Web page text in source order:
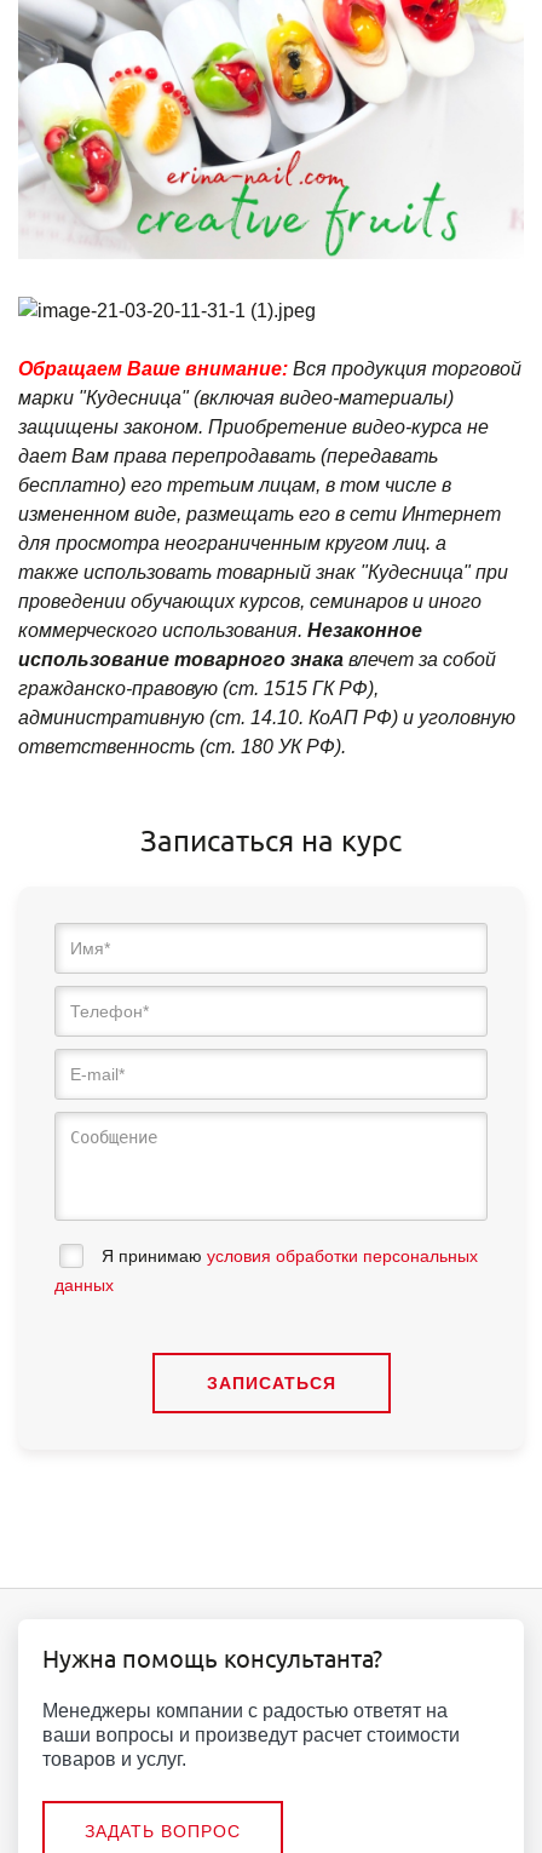
Обращаем Ваше внимание: Вся продукция торговой
марки "Кудесница" (включая видео-материалы)
защищены законом. Приобретение видео-курса не
дает Вам права перепродавать (передавать
бесплатно) его третьим лицам, в том числе в
измененном виде, размещать его в сети Интернет
для просмотра неограниченным кругом лиц. а
также использовать товарный знак "Кудесница" при
проведении обучающих курсов, семинаров и иного
коммерческого использования. Незаконное
использование товарного знака влечет за собой
гражданско-правовую (ст. 1515 ГК РФ),
административную (ст. 14.10. КоАП РФ) и уголовную
ответственность (ст. 180 УК РФ).
Записаться на курс
Я принимаю условия обработки персональных
данных
Нужна помощь консультанта?
Менеджеры компании с радостью ответят на
ваши вопросы и произведут расчет стоимости
товаров и услуг.
ЗАДАТЬ ВОПРОС